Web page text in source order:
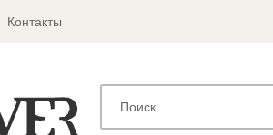
Контакты